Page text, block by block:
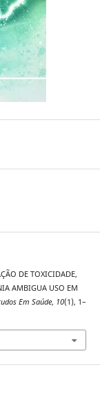
DE TOXICIDADE,
AMBIGUA USO EM
Em Saúde, 10(1), 1–